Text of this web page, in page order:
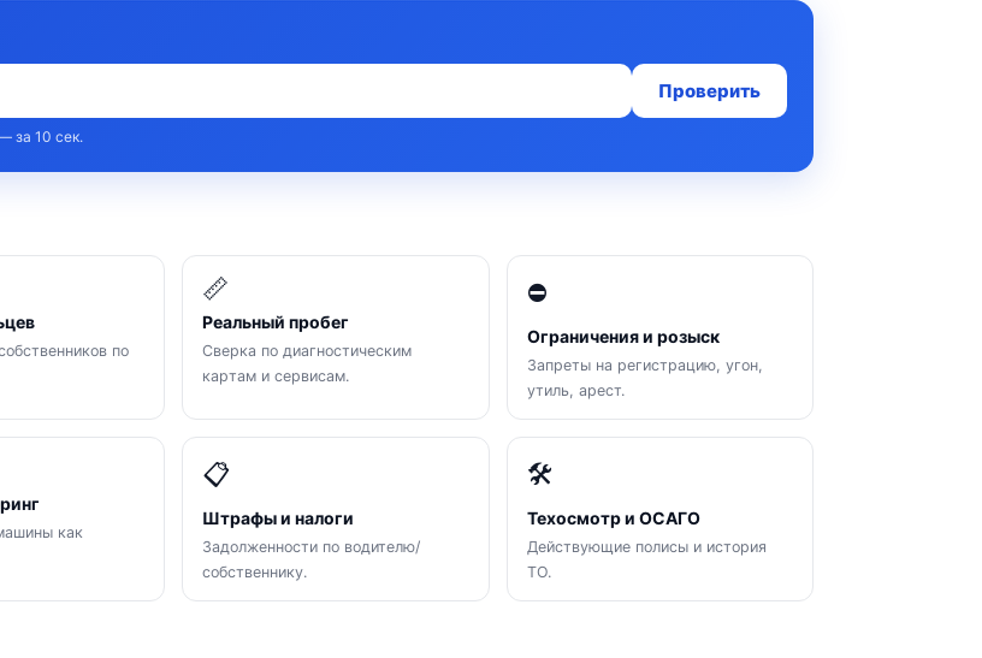
Проверить
за 10 сек.
по
📏
Реальный пробег
Сверка по диагностическим
картам и сервисам.
⛔
Ограничения и розыск
Запреты на регистрацию, угон,
утиль, арест.
как
📋
Штрафы и налоги
Задолженности по водителю/
собственнику.
🛠
Техосмотр и ОСАГО
Действующие полисы и история
ТО.